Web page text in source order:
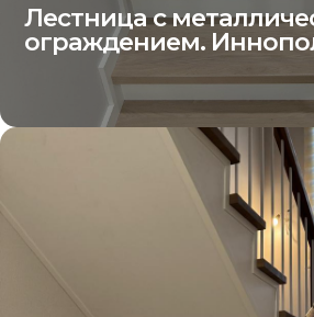
Лестница с
ограждением.